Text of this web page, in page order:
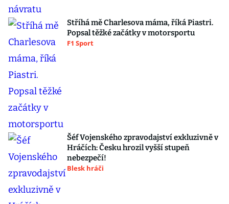
Stříhá mě Charlesova máma, říká Piastri.
Popsal těžké začátky v motorsportu
F1 Sport
Šéf Vojenského zpravodajství exkluzivně v
Hráčích: Česku hrozil vyšší stupeň
nebezpečí!
Blesk hráči